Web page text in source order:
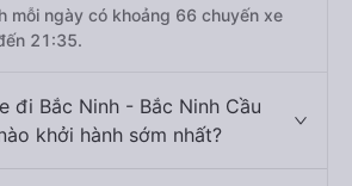
mỗi ngày có khoảng 66 chuyến xe
21:35.
đi Bắc Ninh - Bắc Ninh Cầu
khởi hành sớm nhất?